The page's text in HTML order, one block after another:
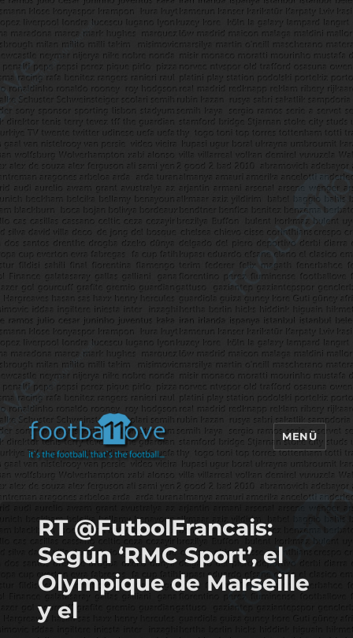
footbaLLove
MENÜ
RT @FutbolFrancais:
Según ‘RMC Sport’, el
Olympique de Marseille
y el